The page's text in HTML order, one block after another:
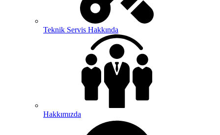
Teknik Servis Hakkında
Hakkımızda